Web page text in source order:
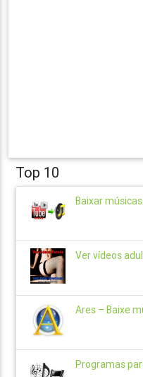
Top 10
Baixar
Ver vídeos
Ares – Baixe
Programas